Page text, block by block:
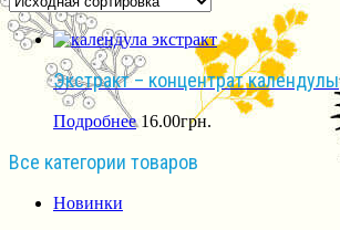
Экстракт – концентрат календулы
Подробнее 16.00грн.
Все категории товаров
Новинки